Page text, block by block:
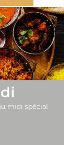
midi spécial